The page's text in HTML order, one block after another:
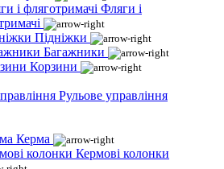
Фляги і
Підніжки
Багажники
Корзини
Рульове управління
Керма
Кермові колонки